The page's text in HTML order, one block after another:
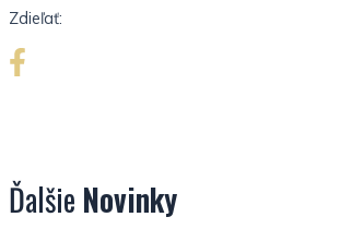
Zdieľať:
Ďalšie Novinky